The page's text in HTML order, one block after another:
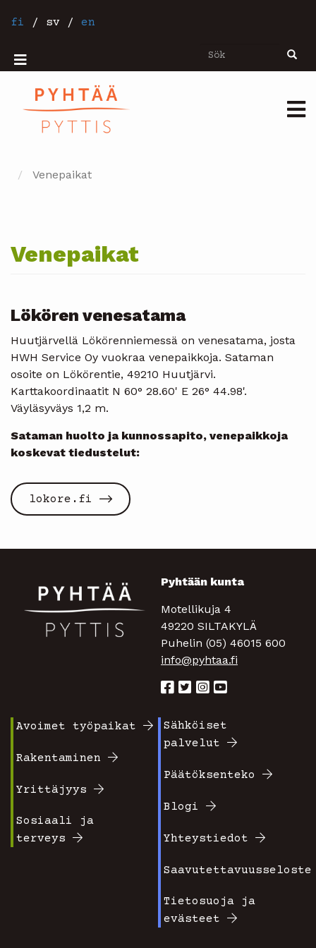
tillfi / sv / en
Sök Sök
Mobiilivalikko
Venepaikat
Venepaikat
Lökören venesatama
Huutjärvellä Lökörenniemessä on venesatama, josta
HWH Service Oy vuokraa venepaikkoja. Sataman
osoite on Lökörentie, 49210 Huutjärvi.
Karttakoordinaatit N 60° 28.60' E 26° 44.98'.
Väyläsyväys 1,2 m.
Sataman huolto ja kunnossapito, venepaikkoja
koskevat tiedustelut:
lokore.fi
Pyhtään kunta
Motellikuja 4
49220 SILTAKYLÄ
Puhelin (05) 46015 600
info@pyhtaa.fi
valikko
1
Avoimet työpaikat
Rakentaminen
Yrittäjyys
Sosiaali ja
terveys
Footer
2
Sähköiset
palvelut
Päätöksenteko
Blogi
Yhteystiedot
Saavutettavuusseloste
Tietosuoja ja
evästeet